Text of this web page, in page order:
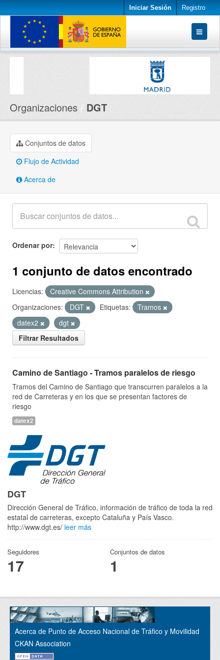
Iniciar Sesión Registro
Conjuntos de datos
Organizaciones DGT
Conjuntos de datos
Flujo de Actividad
Acerca de
Ordenar por
1 conjunto de datos encontrado
Licencias:
Creative Commons Attribution
Organizaciones:
DGT Etiquetas:
Tramos
datex2
dgt
Filtrar Resultados
Camino de Santiago - Tramos paralelos de riesgo
Tramos del Camino de Santiago que transcurren paralelos a la
red de Carreteras y en los que se presentan factores de
riesgo
datex2
DGT
Dirección General de Tráfico, información de tráfico de toda la red
estatal de carreteras, excepto Cataluña y País Vasco.
http://www.dgt.es/ leer más
Seguidores
17
Conjuntos de datos
1
Acerca de Punto de Acceso Nacional de Tráfico y Movilidad
CKAN Association